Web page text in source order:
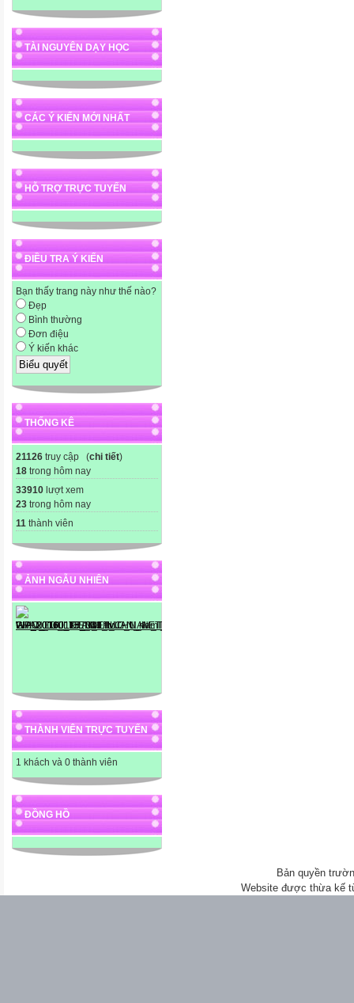
TÀI NGUYÊN DẠY HỌC
CÁC Ý KIẾN MỚI NHẤT
HỖ TRỢ TRỰC TUYẾN
ĐIỀU TRA Ý KIẾN
Bạn thấy trang này như thế nào?
Đẹp
Bình thường
Đơn điệu
Ý kiến khác
THỐNG KÊ
21126 truy cập (chi tiết)
18 trong hôm nay
33910 lượt xem
23 trong hôm nay
11 thành viên
ẢNH NGẪU NHIÊN
THÀNH VIÊN TRỰC TUYẾN
1 khách và 0 thành viên
ĐỒNG HỒ
Bản quyền
Website được thừa kế